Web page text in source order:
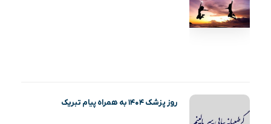
روز پزشک ۱۴۰۴ به همراه پیام تبریک